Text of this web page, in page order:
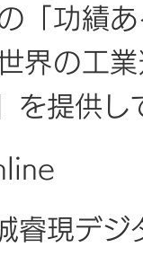
「功績
界の工
を提供し
睿現デ